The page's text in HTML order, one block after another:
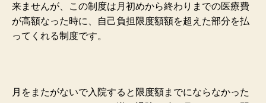
来ませんが、この制度は月初めから終わりまでの医療費
が高額なった時に、自己負担限度額額を超えた部分を払
ってくれる制度です。
月をまたがないで入院すると限度額までにならなかった